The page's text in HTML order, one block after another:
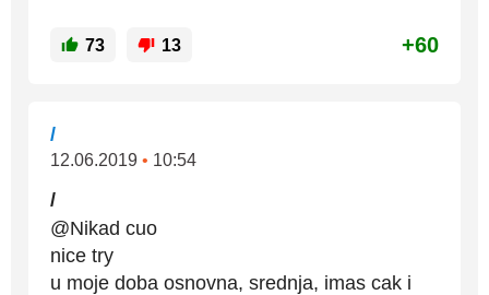
73 13 +60
/
12.06.2019 • 10:54
/
@Nikad cuo
nice try
u moje doba osnovna, srednja, imas cak i